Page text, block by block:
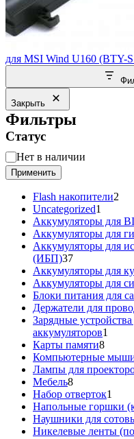
для MSI Wind U160 (BTY-
Закрыть
Фильтры
Статус
Статус
Нет в наличии
Применить
Flash накопители2
Uncategorized1
товар
Аккумуляторы для
Аккумуляторы для
Аккумуляторы для
(ИБП)3737
товаров
Аккумуляторы для
Аккумуляторы для
Блоки питания для
Держатели для
Зарядные
аккумуляторов1
Карты памяти88
Компьютерные
Лампы для
Мебель88
товаров
Набор отверток1
Напольные горшки
Наушники для
Никелевые ленты